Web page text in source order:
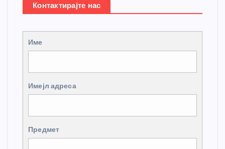
Контактирајте нас
Име
Имејл адреса
Предмет